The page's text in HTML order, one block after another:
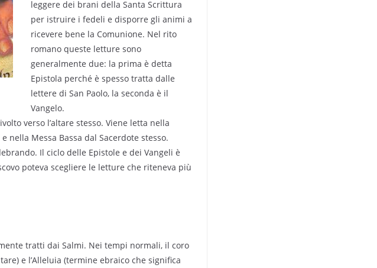
leggere dei brani della Santa Scrittura
per istruire i fedeli e disporre gli animi a
ricevere bene la Comunione. Nel rito
romano queste letture sono
generalmente due: la prima è detta
Epistola perché è spesso tratta dalle
lettere di San Paolo, la seconda è il
Vangelo.
verso l’altare stesso. Viene letta nella
nella Messa Bassa dal Sacerdote stesso.
Il ciclo delle Epistole e dei Vangeli è
poteva scegliere le letture che riteneva più
tratti dai Salmi. Nei tempi normali, il coro
e l’Alleluia (termine ebraico che significa